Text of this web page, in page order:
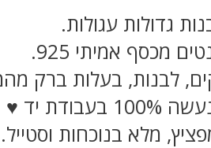
גדולות עגולות.
מכסף אמיתי 925.
לבנות, בעלות ברק
יד ♥
מלא בנוכחות וסטייל.